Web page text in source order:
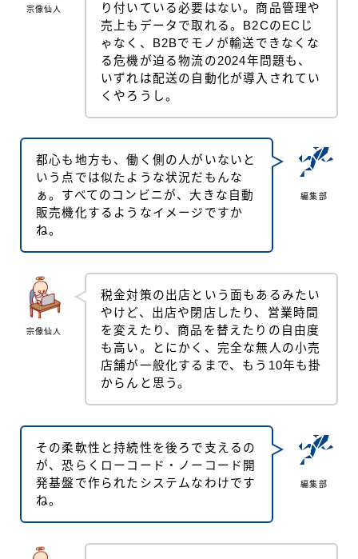
宗像仙人
り付いている必要はない。商品管理や
売上もデータで取れる。B2CのECじ
ゃなく、B2Bでモノが輸送できなくな
る危機が迫る物流の2024年問題も、
いずれは配送の自動化が導入されてい
くやろうし。
編集部
都心も地方も、働く側の人がいないと
いう点では似たような状況だもんな
ぁ。すべてのコンビニが、大きな自動
販売機化するようなイメージですか
ね。
宗像仙人
税金対策の出店という面もあるみたい
やけど、出店や閉店したり、営業時間
を変えたり、商品を替えたりの自由度
も高い。とにかく、完全な無人の小売
店舗が一般化するまで、もう10年も掛
からんと思う。
編集部
その柔軟性と持続性を後ろで支えるの
が、恐らくローコード・ノーコード開
発基盤で作られたシステムなわけです
ね。